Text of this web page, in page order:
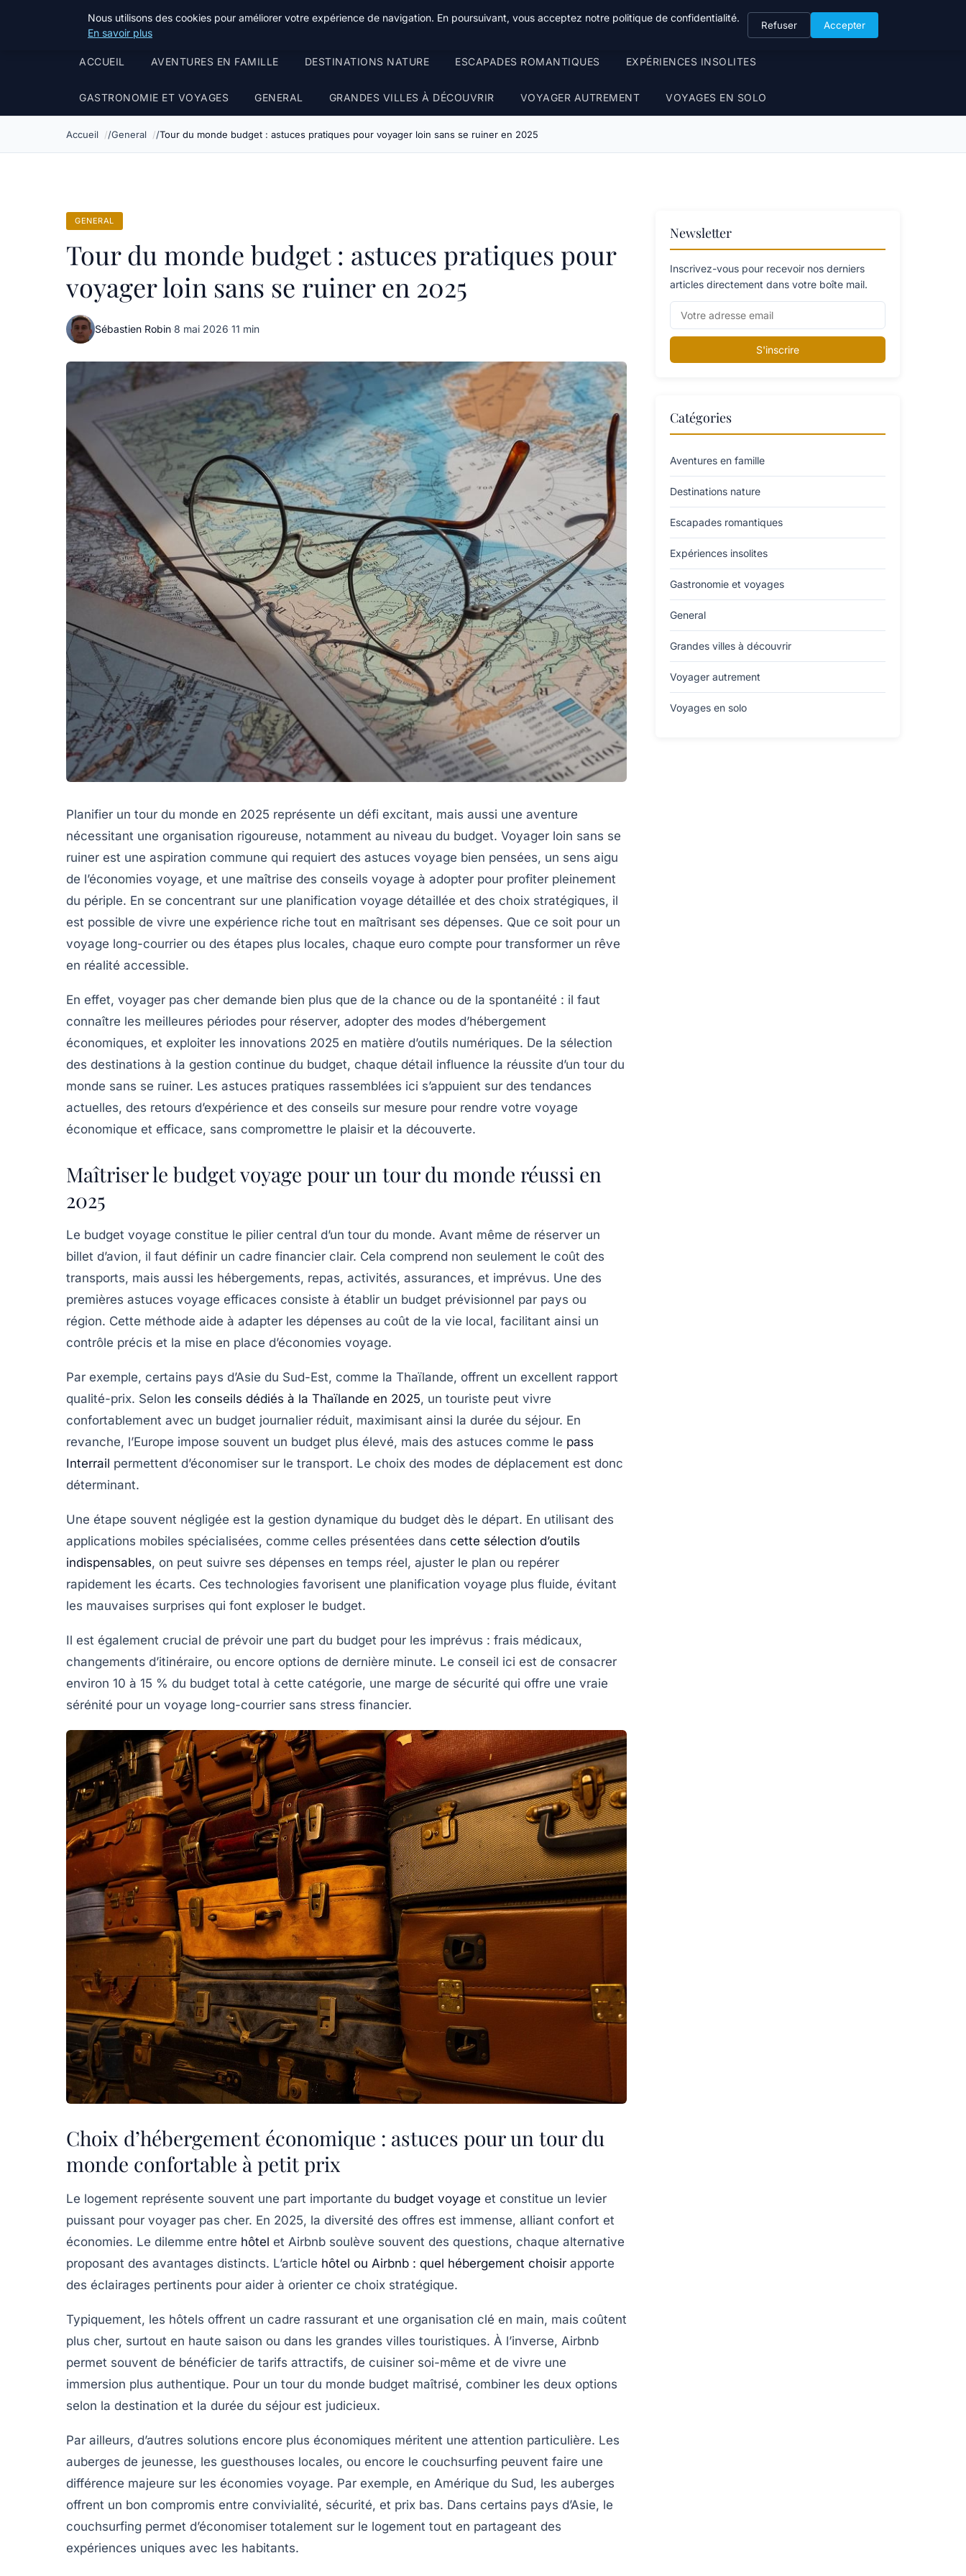
Tourisme Landes
ACCUEIL AVENTURES EN FAMILLE DESTINATIONS NATURE ESCAPADES ROMANTIQUES EXPÉRIENCES INSOLITES
GASTRONOMIE ET VOYAGES GENERAL GRANDES VILLES À DÉCOUVRIR VOYAGER AUTREMENT VOYAGES EN SOLO
Accueil General Tour du monde budget : astuces pratiques pour voyager loin sans se ruiner en 2025
GENERAL
Tour du monde budget : astuces pratiques pour
voyager loin sans se ruiner en 2025
Sébastien Robin·8 mai 2026·11 min
Planifier un tour du monde en 2025 représente un défi excitant, mais aussi une aventure
nécessitant une organisation rigoureuse, notamment au niveau du budget. Voyager loin sans se
ruiner est une aspiration commune qui requiert des astuces voyage bien pensées, un sens aigu
de l’économies voyage, et une maîtrise des conseils voyage à adopter pour profiter pleinement
du périple. En se concentrant sur une planification voyage détaillée et des choix stratégiques, il
est possible de vivre une expérience riche tout en maîtrisant ses dépenses. Que ce soit pour un
voyage long-courrier ou des étapes plus locales, chaque euro compte pour transformer un rêve
en réalité accessible.
En effet, voyager pas cher demande bien plus que de la chance ou de la spontanéité : il faut
connaître les meilleures périodes pour réserver, adopter des modes d’hébergement
économiques, et exploiter les innovations 2025 en matière d’outils numériques. De la sélection
des destinations à la gestion continue du budget, chaque détail influence la réussite d’un tour du
monde sans se ruiner. Les astuces pratiques rassemblées ici s’appuient sur des tendances
actuelles, des retours d’expérience et des conseils sur mesure pour rendre votre voyage
économique et efficace, sans compromettre le plaisir et la découverte.
Maîtriser le budget voyage pour un tour du monde réussi en
2025
Le budget voyage constitue le pilier central d’un tour du monde. Avant même de réserver un
billet d’avion, il faut définir un cadre financier clair. Cela comprend non seulement le coût des
transports, mais aussi les hébergements, repas, activités, assurances, et imprévus. Une des
premières astuces voyage efficaces consiste à établir un budget prévisionnel par pays ou
région. Cette méthode aide à adapter les dépenses au coût de la vie local, facilitant ainsi un
contrôle précis et la mise en place d’économies voyage.
Par exemple, certains pays d’Asie du Sud-Est, comme la Thaïlande, offrent un excellent rapport
qualité-prix. Selon les conseils dédiés à la Thaïlande en 2025, un touriste peut vivre
confortablement avec un budget journalier réduit, maximisant ainsi la durée du séjour. En
revanche, l’Europe impose souvent un budget plus élevé, mais des astuces comme le pass
Interrail permettent d’économiser sur le transport. Le choix des modes de déplacement est donc
déterminant.
Une étape souvent négligée est la gestion dynamique du budget dès le départ. En utilisant des
applications mobiles spécialisées, comme celles présentées dans cette sélection d’outils
indispensables, on peut suivre ses dépenses en temps réel, ajuster le plan ou repérer
rapidement les écarts. Ces technologies favorisent une planification voyage plus fluide, évitant
les mauvaises surprises qui font exploser le budget.
Il est également crucial de prévoir une part du budget pour les imprévus : frais médicaux,
changements d’itinéraire, ou encore options de dernière minute. Le conseil ici est de consacrer
environ 10 à 15 % du budget total à cette catégorie, une marge de sécurité qui offre une vraie
sérénité pour un voyage long-courrier sans stress financier.
Choix d’hébergement économique : astuces pour un tour du
monde confortable à petit prix
Le logement représente souvent une part importante du budget voyage et constitue un levier
puissant pour voyager pas cher. En 2025, la diversité des offres est immense, alliant confort et
économies. Le dilemme entre hôtel et Airbnb soulève souvent des questions, chaque alternative
proposant des avantages distincts. L’article hôtel ou Airbnb : quel hébergement choisir apporte
des éclairages pertinents pour aider à orienter ce choix stratégique.
Typiquement, les hôtels offrent un cadre rassurant et une organisation clé en main, mais coûtent
plus cher, surtout en haute saison ou dans les grandes villes touristiques. À l’inverse, Airbnb
permet souvent de bénéficier de tarifs attractifs, de cuisiner soi-même et de vivre une
immersion plus authentique. Pour un tour du monde budget maîtrisé, combiner les deux options
selon la destination et la durée du séjour est judicieux.
Par ailleurs, d’autres solutions encore plus économiques méritent une attention particulière. Les
auberges de jeunesse, les guesthouses locales, ou encore le couchsurfing peuvent faire une
différence majeure sur les économies voyage. Par exemple, en Amérique du Sud, les auberges
offrent un bon compromis entre convivialité, sécurité, et prix bas. Dans certains pays d’Asie, le
couchsurfing permet d’économiser totalement sur le logement tout en partageant des
expériences uniques avec les habitants.
Newsletter
Inscrivez-vous pour recevoir nos derniers
articles directement dans votre boîte mail.
S'inscrire
Catégories
Aventures en famille
Destinations nature
Escapades romantiques
Expériences insolites
Gastronomie et voyages
General
Grandes villes à découvrir
Voyager autrement
Voyages en solo
Nous utilisons des cookies pour améliorer votre expérience de navigation. En poursuivant, vous acceptez notre politique de confidentialité.
En savoir plus
Refuser Accepter